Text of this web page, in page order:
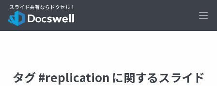
タグ #replication に関するスライド